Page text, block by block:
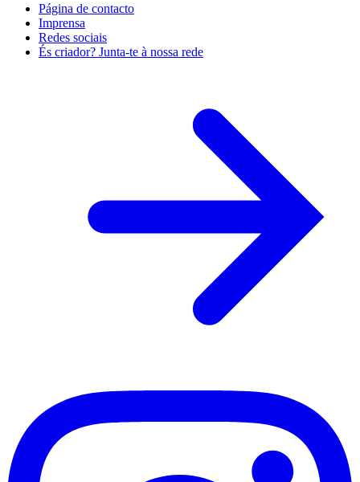
Página de contacto
Imprensa
Redes sociais
És criador? Junta-te à nossa rede